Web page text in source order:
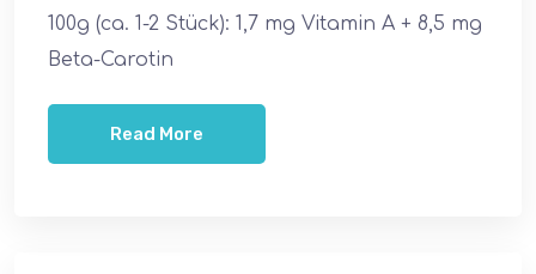
100g (ca. 1-2 Stück): 1,7 mg Vitamin A + 8,5 mg
Beta-Carotin
Read More